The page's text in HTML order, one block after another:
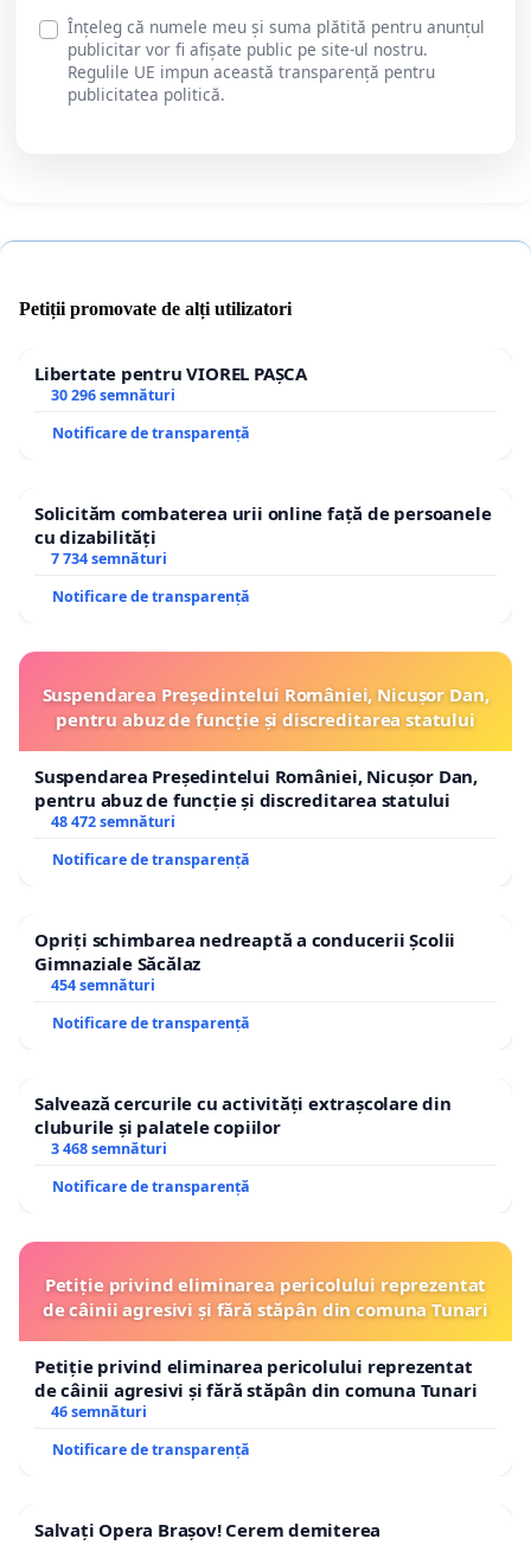
Înțeleg că numele meu și suma plătită pentru anunțul
publicitar vor fi afișate public pe site-ul nostru.
Regulile UE impun această transparență pentru
publicitatea politică.
Petiții promovate de alți utilizatori
Libertate pentru VIOREL PAȘCA
30 296 semnături
Notificare de transparență
Solicităm combaterea urii online față de persoanele
cu dizabilități
7 734 semnături
Notificare de transparență
Suspendarea Președintelui României, Nicușor Dan,
pentru abuz de funcție și discreditarea statului
Suspendarea Președintelui României, Nicușor Dan,
pentru abuz de funcție și discreditarea statului
48 472 semnături
Notificare de transparență
Opriți schimbarea nedreaptă a conducerii Școlii
Gimnaziale Săcălaz
454 semnături
Notificare de transparență
Salvează cercurile cu activități extrașcolare din
cluburile și palatele copiilor
3 468 semnături
Notificare de transparență
Petiție privind eliminarea pericolului reprezentat
de câinii agresivi și fără stăpân din comuna Tunari
Petiție privind eliminarea pericolului reprezentat
de câinii agresivi și fără stăpân din comuna Tunari
46 semnături
Notificare de transparență
Salvați Opera Brașov! Cerem demiterea